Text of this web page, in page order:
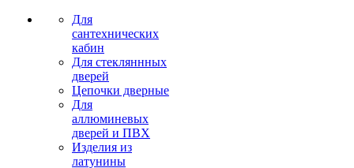
Для
сантехнических
кабин
Для стекляннных
дверей
Цепочки дверные
Для
аллюминевых
дверей и ПВХ
Изделия из
латунины